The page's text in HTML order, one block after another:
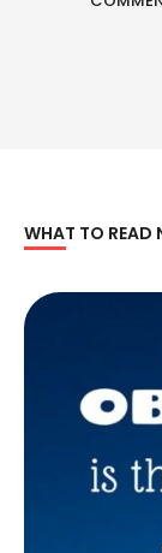
WHAT TO READ